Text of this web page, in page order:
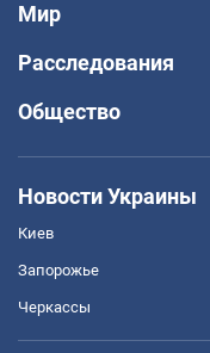
Мир
Расследования
Общество
Новости Украины
Киев
Запорожье
Черкассы